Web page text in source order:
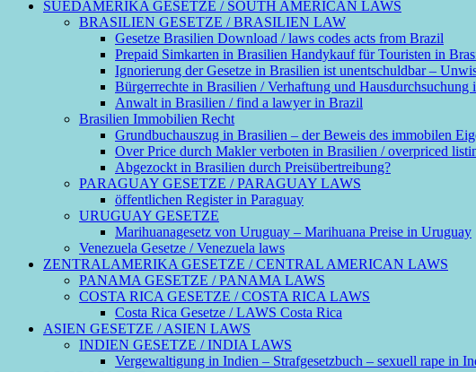
SUEDAMERIKA GESETZE / SOUTH AMERICAN LAWS
BRASILIEN GESETZE / BRASILIEN LAW
Gesetze Brasilien Download / laws codes acts from Brazil
Prepaid Simkarten in Brasilien Handykauf für Touristen in
Ignorierung der Gesetze in Brasilien ist unentschuldbar –
Bürgerrechte in Brasilien / Verhaftung und
Anwalt in Brasilien / find a lawyer in Brazil
Brasilien Immobilien Recht
Grundbuchauszug in Brasilien – der Beweis des immobilen
Over Price durch Makler verboten in Brasilien / overpriced
Abgezockt in Brasilien durch Preisübertreibung?
PARAGUAY GESETZE / PARAGUAY LAWS
öffentlichen Register in Paraguay
URUGUAY GESETZE
Marihuanagesetz von Uruguay – Marihuana Preise in Uruguay
Venezuela Gesetze / Venezuela laws
ZENTRALAMERIKA GESETZE / CENTRAL AMERICAN LAWS
PANAMA GESETZE / PANAMA LAWS
COSTA RICA GESETZE / COSTA RICA LAWS
Costa Rica Gesetze / LAWS Costa Rica
ASIEN GESETZE / ASIEN LAWS
INDIEN GESETZE / INDIA LAWS
Vergewaltigung in Indien – Strafgesetzbuch – sexuell rape in